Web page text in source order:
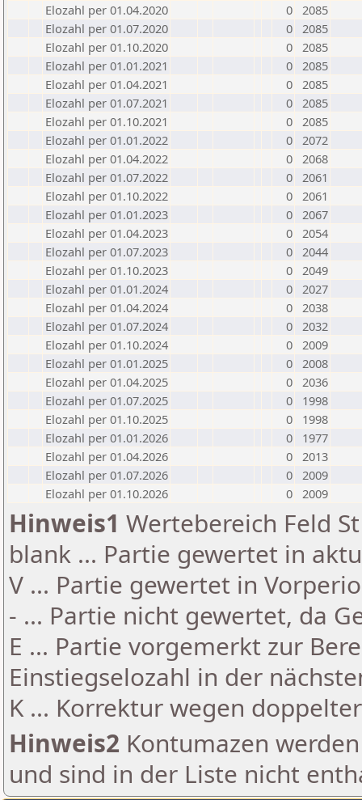
Elozahl per 01.04.2020
0 2085
Elozahl per 01.07.2020
0 2085
Elozahl per 01.10.2020
0 2085
Elozahl per 01.01.2021
0 2085
Elozahl per 01.04.2021
0 2085
Elozahl per 01.07.2021
0 2085
Elozahl per 01.10.2021
0 2085
Elozahl per 01.01.2022
0 2072
Elozahl per 01.04.2022
0 2068
Elozahl per 01.07.2022
0 2061
Elozahl per 01.10.2022
0 2061
Elozahl per 01.01.2023
0 2067
Elozahl per 01.04.2023
0 2054
Elozahl per 01.07.2023
0 2044
Elozahl per 01.10.2023
0 2049
Elozahl per 01.01.2024
0 2027
Elozahl per 01.04.2024
0 2038
Elozahl per 01.07.2024
0 2032
Elozahl per 01.10.2024
0 2009
Elozahl per 01.01.2025
0 2008
Elozahl per 01.04.2025
0 2036
Elozahl per 01.07.2025
0
1998
Elozahl per 01.10.2025
0
1998
Elozahl per 01.01.2026
0
1977
Elozahl per 01.04.2026
0 2013
Elozahl per 01.07.2026
0 2009
Elozahl per 01.10.2026
0 2009
Hinweis1 Wertebereich Feld
blank ... Partie gewertet in
V ... Partie gewertet in
- ... Partie nicht gewertet, da
E ... Partie vorgemerkt zur
Einstiegselozahl in der
K ... Korrektur wegen
Hinweis2 Kontumazen
und sind in der Liste nicht